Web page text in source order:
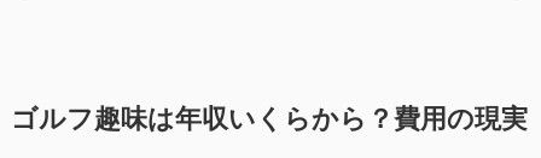
ゴルフ趣味は年収いくらから？費用の現実